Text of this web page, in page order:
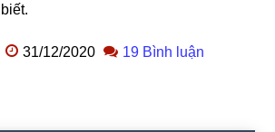
biết.
31/12/2020 19 Bình luận